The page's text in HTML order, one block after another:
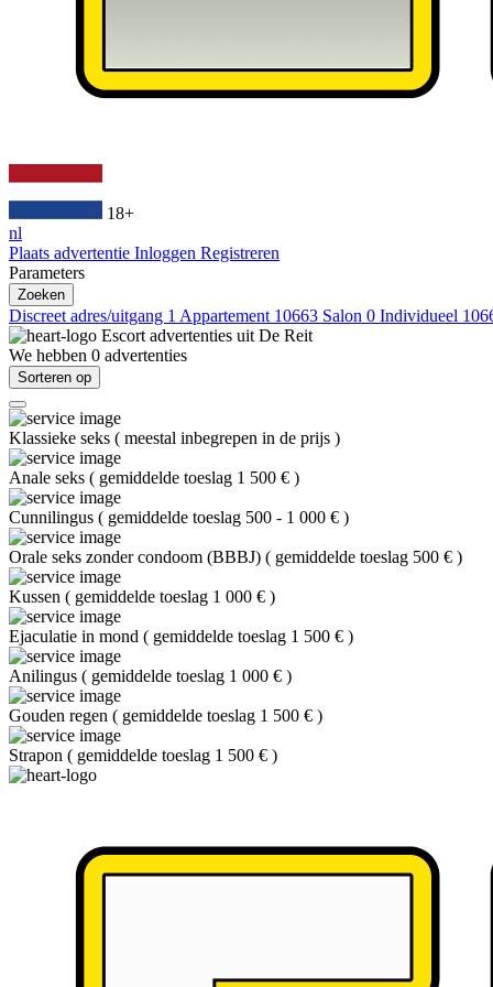
18+
nl
Plaats advertentie Inloggen Registreren
Parameters
Zoeken
Discreet adres/uitgang 1 Appartement 10663 Salon 0 Individueel
Escort advertenties uit De Reit
We hebben 0 advertenties
Sorteren op
Klassieke seks ( meestal inbegrepen in de prijs )
Anale seks ( gemiddelde toeslag 1 500 € )
Cunnilingus ( gemiddelde toeslag 500 - 1 000 € )
Orale seks zonder condoom (BBBJ) ( gemiddelde toeslag 500 € )
Kussen ( gemiddelde toeslag 1 000 € )
Ejaculatie in mond ( gemiddelde toeslag 1 500 € )
Anilingus ( gemiddelde toeslag 1 000 € )
Gouden regen ( gemiddelde toeslag 1 500 € )
Strapon ( gemiddelde toeslag 1 500 € )